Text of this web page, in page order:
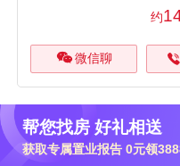
约
微信聊
帮您找房 好礼相送
获取专属置业报告 0元领